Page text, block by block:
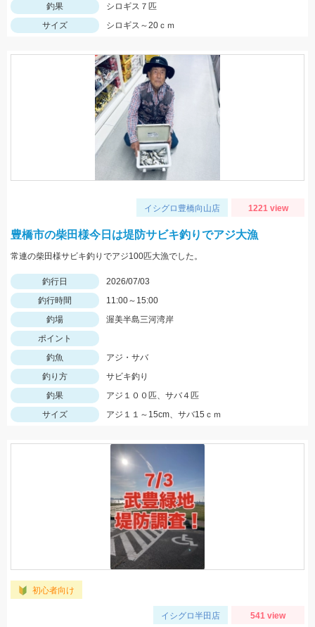
釣果
シロギス７匹
サイズ
シロギス～20ｃｍ
イシグロ豊橋向山店 1221 view
豊橋市の柴田様今日は堤防サビキ釣りでアジ大漁
常連の柴田様サビキ釣りでアジ100匹大漁でした。
釣行日
2026/07/03
釣行時間
11:00～15:00
釣場
渥美半島三河湾岸
ポイント
釣魚
アジ・サバ
釣り方
サビキ釣り
釣果
アジ１００匹、サバ４匹
サイズ
アジ１１～15cm、サバ15ｃｍ
初心者向け
イシグロ半田店 541 view